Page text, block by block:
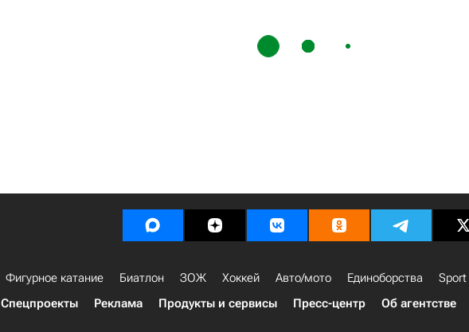
Фигурное катание Биатлон ЗОЖ Хоккей Авто/мото Единоборства
Спецпроекты
Реклама Продукты и сервисы Пресс-центр Об агентстве